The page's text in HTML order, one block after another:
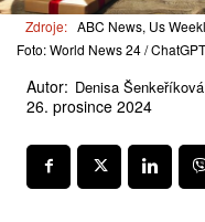
Zdroje: ABC News, Us
Foto: World News 24 /
Autor: Denisa Šenkeříková
26. prosince 2024